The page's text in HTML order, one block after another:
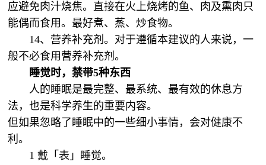
应避免肉汁烧焦。直接在火上烧烤的鱼、肉及熏肉只
能偶而食用。最好煮、蒸、炒食物。
14、营养补充剂。对于遵循本建议的人来说，一
般不必食用营养补充剂。
睡觉时，禁带5种东西
人的睡眠是最完整、最系统、最有效的休息方
法，也是科学养生的重要内容。
但如果忽略了睡眠中的一些细小事情，会对健康不
利。
1 戴「表」睡觉。